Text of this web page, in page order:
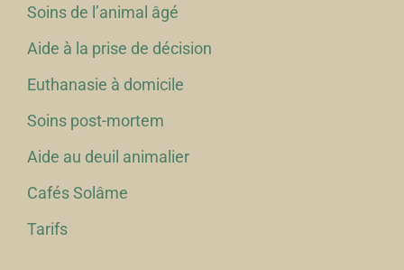
Soins de l’animal âgé
Aide à la prise de décision
Euthanasie à domicile
Soins post-mortem
Aide au deuil animalier
Cafés Solâme
Tarifs